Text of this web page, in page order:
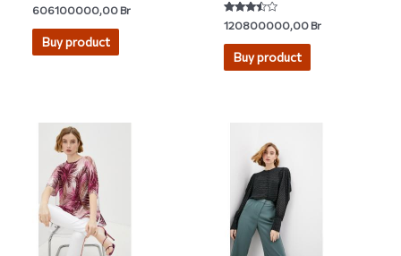
Rated
0
out
606100000,00Br
Buy product
Rated
3.25
out of 5
120800000,00Br
Buy product